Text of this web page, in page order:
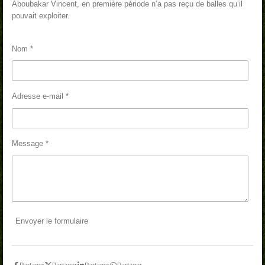
Aboubakar Vincent, en première période n’a pas reçu de balles qu’il
pouvait exploiter.
Nom *
Adresse e-mail *
Message *
Envoyer le formulaire